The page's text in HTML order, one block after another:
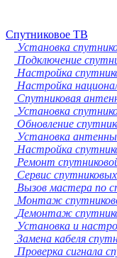
Спутниковое ТВ
Установка
Подключение
Настройка
Настройка
Спутниковая
Установка
Обновление
Установка антенны
Настройка
Ремонт
Сервис
Вызов мастера по
Монтаж
Демонтаж
Установка и
Замена кабеля
Проверка сигнала